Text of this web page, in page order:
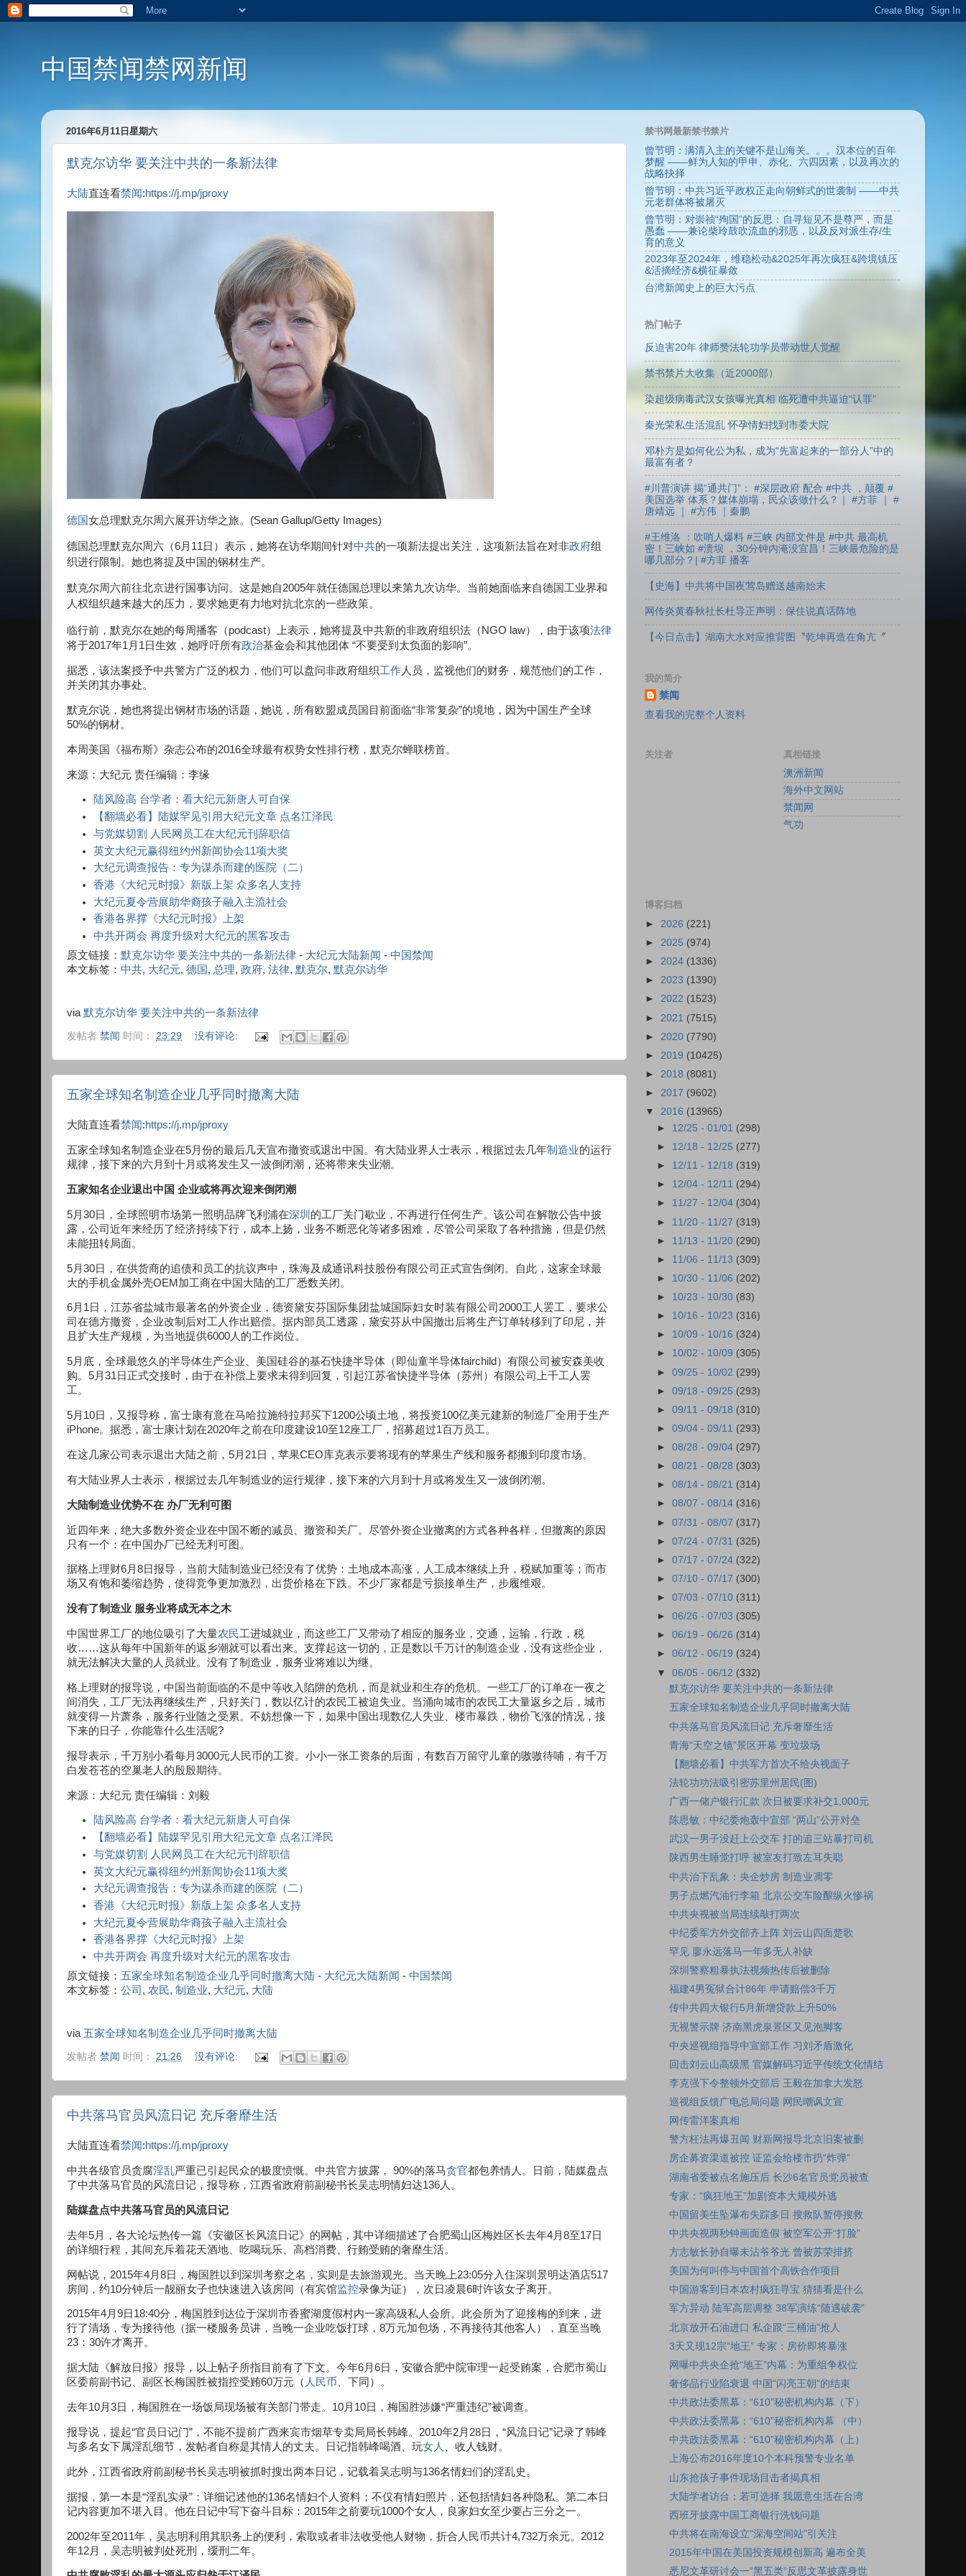
中国禁闻禁网新闻
2016年6月11日星期六
默克尔访华 要关注中共的一条新法律
大陆直连看禁闻:https://j.mp/jproxy
德国女总理默克尔周六展开访华之旅。(Sean Gallup/Getty Images)
德国总理默克尔周六（6月11日）表示，她将在访华期间针对中共的一项新法提出关注，这项新法旨在对非政府组
织进行限制。她也将提及中国的钢材生产。
默克尔周六前往北京进行国事访问。这是她自2005年就任德国总理以来第九次访华。 当前她面临来自德国工业界和
人权组织越来越大的压力，要求她更有力地对抗北京的一些政策。
临行前，默克尔在她的每周播客（podcast）上表示，她将提及中共新的非政府组织法（NGO law），由于该项法律
将于2017年1月1日生效，她呼吁所有政治基金会和其他团体 “不要受到太负面的影响”。
据悉，该法案授予中共警方广泛的权力，他们可以盘问非政府组织工作人员，监视他们的财务，规范他们的工作，
并关闭其办事处。
默克尔说，她也将提出钢材市场的话题，她说，所有欧盟成员国目前面临“非常复杂”的境地，因为中国生产全球
50%的钢材。
本周美国《福布斯》杂志公布的2016全球最有权势女性排行榜，默克尔蝉联榜首。
来源：大纪元 责任编辑：李缘
陆风险高 台学者：看大纪元新唐人可自保
【翻墙必看】陆媒罕见引用大纪元文章 点名江泽民
与党媒切割 人民网员工在大纪元刊辞职信
英文大纪元赢得纽约州新闻协会11项大奖
大纪元调查报告：专为谋杀而建的医院（二）
香港《大纪元时报》新版上架 众多名人支持
大纪元夏令营展助华裔孩子融入主流社会
香港各界撑《大纪元时报》上架
中共开两会 再度升级对大纪元的黑客攻击
原文链接： 默克尔访华 要关注中共的一条新法律 - 大纪元大陆新闻 - 中国禁闻
本文标签： 中共, 大纪元, 德国 , 总理, 政府, 法律, 默克尔, 默克尔访华
via默克尔访华 要关注中共的一条新法律
发帖者 禁闻 时间： 23:29 没有评论:
五家全球知名制造企业几乎同时撤离大陆
大陆直连看禁闻:https://j.mp/jproxy
五家全球知名制造企业在5月份的最后几天宣布撤资或退出中国。有大陆业界人士表示，根据过去几年制造业的运行
规律，接下来的六月到十月或将发生又一波倒闭潮，还将带来失业潮。
五家知名企业退出中国 企业或将再次迎来倒闭潮
5月30日，全球照明市场第一照明品牌飞利浦在深圳 的工厂关门歇业，不再进行任何生产。该公司在解散公告中披
露，公司近年来经历了经济持续下行，成本上扬，业务不断恶化等诸多困难，尽管公司采取了各种措施，但是仍然
未能扭转局面。
5月30日，在供货商的追债和员工的抗议声中，珠海及成通讯科技股份有限公司正式宣告倒闭。自此，这家全球最
大的手机金属外壳OEM加工商在中国大陆的工厂悉数关闭。
6月1日，江苏省盐城市最著名的外资企业，德资黛安芬国际集团盐城国际妇女时装有限公司2000工人罢工，要求公
司在德方撤资，企业改制后对工人作出赔偿。据内部员工透露，黛安芬从中国撤出后将生产订单转移到了印尼，并
且扩大生产规模，为当地提供6000人的工作岗位。
5月底，全球最悠久的半导体生产企业、美国硅谷的基石快捷半导体（即仙童半导体fairchild）有限公司被安森美收
购。5月31日正式交接时，由于在补偿上要求未得到回复，引起江苏省快捷半导体（苏州）有限公司上千工人罢
工。
5月10日，又报导称，富士康有意在马哈拉施特拉邦买下1200公顷土地，将投资100亿美元建新的制造厂全用于生产
iPhone。据悉，富士康计划在2020年之前在印度建设10至12座工厂，招募超过1百万员工。
在这几家公司表示退出大陆之前，5月21日，苹果CEO库克表示要将现有的苹果生产线和服务都搬到印度市场。
有大陆业界人士表示，根据过去几年制造业的运行规律，接下来的六月到十月或将发生又一波倒闭潮。
大陆制造业优势不在 办厂无利可图
近四年来，绝大多数外资企业在中国不断的减员、撤资和关厂。尽管外资企业撤离的方式各种各样，但撤离的原因
只有一个：在中国办厂已经无利可图。
据格上理财6月8日报导，当前大陆制造业已经没有了优势：土地成本高涨，人工成本继续上升，税赋加重等；而市
场又有饱和萎缩趋势，使得竞争更加激烈，出货价格在下跌。不少厂家都是亏损接单生产，步履维艰。
没有了制造业 服务业将成无本之木
中国世界工厂的地位吸引了大量农民工进城就业，而这些工厂又带动了相应的服务业，交通，运输，行政，税
收……这从每年中国新年的返乡潮就可以看出来。支撑起这一切的，正是数以千万计的制造企业，没有这些企业，
就无法解决大量的人员就业。没有了制造业，服务业将难以为继。
格上理财的报导说，中国当前面临的不是中等收入陷阱的危机，而是就业和生存的危机。一些工厂的订单在一夜之
间消失，工厂无法再继续生产，只好关门，数以亿计的农民工被迫失业。当涌向城市的农民工大量返乡之后，城市
就变得一片萧条，服务行业随之受累。不妨想像一下，如果中国出现数亿人失业、楼市暴跌，物价飞涨的情况，接
下来的日子，你能靠什么生活呢?
报导表示，千万别小看每月3000元人民币的工资。小小一张工资条的后面，有数百万留守儿童的嗷嗷待哺，有千万
白发苍苍的空巢老人的殷殷期待。
来源：大纪元 责任编辑：刘毅
陆风险高 台学者：看大纪元新唐人可自保
【翻墙必看】陆媒罕见引用大纪元文章 点名江泽民
与党媒切割 人民网员工在大纪元刊辞职信
英文大纪元赢得纽约州新闻协会11项大奖
大纪元调查报告：专为谋杀而建的医院（二）
香港《大纪元时报》新版上架 众多名人支持
大纪元夏令营展助华裔孩子融入主流社会
香港各界撑《大纪元时报》上架
中共开两会 再度升级对大纪元的黑客攻击
原文链接： 五家全球知名制造企业几乎同时撤离大陆 - 大纪元大陆新闻 - 中国禁闻
本文标签： 公司 , 农民, 制造业, 大纪元, 大陆
via五家全球知名制造企业几乎同时撤离大陆
发帖者 禁闻 时间： 21:26 没有评论:
中共落马官员风流日记 充斥奢靡生活
大陆直连看禁闻:https://j.mp/jproxy
中共各级官员贪腐淫乱严重已引起民众的极度愤慨。中共官方披露， 90%的落马贪官都包养情人。日前，陆媒盘点
了中共落马官员的风流日记，报导称，江西省政府前副秘书长吴志明情妇达136人。
陆媒盘点中共落马官员的风流日记
去年5月，各大论坛热传一篇《安徽区长风流日记》的网帖，其中详细描述了合肥蜀山区梅姓区长去年4月8至17日
的详细行程，其间充斥着花天酒地、吃喝玩乐、高档消费、行贿受贿的奢靡生活。
网帖说，2015年4月8日，梅国胜以到深圳考察之名，实则是去旅游观光。当天晚上23:05分入住深圳景明达酒店517
房间，约10分钟后一靓丽女子也快速进入该房间（有宾馆监控录像为证），次日凌晨6时许该女子离开。
2015年4月9日18:40分，梅国胜到达位于深圳市香蜜湖度假村内一家高级私人会所。此会所为了迎接梅的到来，进
行了清场，专为接待他（据一楼服务员讲，当晚一企业吃饭打球，8万元加包场，不再接待其他客人），直至当晚
23：30许才离开。
据大陆《解放日报》报导，以上帖子所指目前有了下文。今年6月6日，安徽合肥中院审理一起受贿案，合肥市蜀山
区委前副书记、副区长梅国胜被指控受贿60万元（ 人民币、下同）。
去年10月3日，梅国胜在一场饭局现场被有关部门带走。10月10日，梅国胜涉嫌“严重违纪”被调查。
报导说，提起“官员日记门”，不能不提前广西来宾市烟草专卖局局长韩峰。2010年2月28日，“风流日记”记录了韩峰
与多名女下属淫乱细节，发帖者自称是其情人的丈夫。日记指韩峰喝酒、玩女人 、收人钱财。
此外，江西省政府前副秘书长吴志明被抓时搜出两本日记，记载着吴志明与136名情妇们的淫乱史。
据报，第一本是“淫乱实录”：详细记述他的136名情妇个人资料；不仅有情妇照片，还包括情妇各种隐私。第二本日
记内容更加不堪入目。他在日记中写下奋斗目标：2015年之前要玩1000个女人，良家妇女至少要占三分之一。
2002年至2011年，吴志明利用其职务上的便利，索取或者非法收受他人财物，折合人民币共计4,732万余元。2012
年12月，吴志明被判处死刑，缓刑二年。
禁书网最新禁书禁片
曾节明：满清入主的关键不是山海关。。。汉本位的百年
梦醒 ——鲜为人知的甲申、赤化、六四因素，以及再次的
战略抉择
曾节明：中共习近平政权正走向朝鲜式的世袭制 ——中共
元老群体将被屠灭
曾节明：对崇祯“殉国”的反思：自寻短见不是尊严，而是
愚蠢 ——兼论柴玲鼓吹流血的邪恶，以及反对派生存/生
育的意义
2023年至2024年，维稳松动&2025年再次疯狂&跨境镇压
&活摘经济&横征暴敛
台湾新闻史上的巨大污点
热门帖子
反迫害20年 律师赞法轮功学员带动世人觉醒
禁书禁片大收集（近2000部）
染超级病毒武汉女孩曝光真相 临死遭中共逼迫“认罪”
秦光荣私生活混乱 怀孕情妇找到市委大院
邓朴方是如何化公为私，成为“先富起来的一部分人”中的
最富有者？
#川普演讲 揭“通共门”： #深层政府 配合 #中共 ，颠覆 #
美国选举 体系？媒体崩塌，民众该做什么？｜ #方菲 ｜ #
唐靖远 ｜ #方伟 ｜秦鹏
#王维洛 ：吹哨人爆料 #三峡 内部文件是 #中共 最高机
密！三峡如 #溃坝 ，30分钟内淹没宜昌！三峡最危险的是
哪几部分？| #方菲 播客
【史海】中共将中国夜莺岛赠送越南始末
网传炎黄春秋社长杜导正声明：保住说真话阵地
【今日点击】湖南大水对应推背图〝乾坤再造在角亢〞
我的简介
禁闻
查看我的完整个人资料
关注者
真相链接
澳洲新闻
海外中文网站
禁闻网
气功
博客归档
► 2026 (221)
► 2025 (974)
► 2024 (1336)
► 2023 (1390)
► 2022 (1523)
► 2021 (7515)
► 2020 (7790)
► 2019 (10425)
► 2018 (8081)
► 2017 (9602)
▼ 2016 (13965)
► 12/25 - 01/01 (298)
► 12/18 - 12/25 (277)
► 12/11 - 12/18 (319)
► 12/04 - 12/11 (294)
► 11/27 - 12/04 (304)
► 11/20 - 11/27 (319)
► 11/13 - 11/20 (290)
► 11/06 - 11/13 (309)
► 10/30 - 11/06 (202)
► 10/23 - 10/30 (83)
► 10/16 - 10/23 (316)
► 10/09 - 10/16 (324)
► 10/02 - 10/09 (305)
►09/25 - 10/02 (299)
►09/18 - 09/25 (293)
►09/11 - 09/18 (310)
►09/04 - 09/11 (293)
►08/28 - 09/04 (297)
►08/21 - 08/28 (303)
►08/14 - 08/21 (314)
►08/07 - 08/14 (316)
►07/31 - 08/07 (317)
►07/24 - 07/31 (325)
►07/17 - 07/24 (322)
►07/10 - 07/17 (300)
►07/03 - 07/10 (311)
►06/26 - 07/03 (305)
►06/19 - 06/26 (314)
►06/12 - 06/19 (324)
▼06/05 - 06/12 (332)
默克尔访华 要关注中共的一条新法律
五家全球知名制造企业几乎同时撤离大陆
中共落马官员风流日记 充斥奢靡生活
青海“天空之镜”景区开幕 变垃圾场
【翻墙必看】中共军方首次不给央视面子
法轮功功法吸引密苏里州居民(图)
广西一储户银行汇款 次日被要求补交1,000元
陈思敏：中纪委炮轰中宣部 “两山”公开对垒
武汉一男子没赶上公交车 打的追三站暴打司机
陕西男生睡觉打呼 被室友打致左耳失聪
中共治下乱象：央企炒房 制造业凋零
男子点燃汽油行李箱 北京公交车险酿纵火惨祸
中共央视被当局连续敲打两次
中纪委军方外交部齐上阵 刘云山四面楚歌
罕见 廖永远落马一年多无人补缺
深圳警察粗暴执法视频热传后被删除
福建4男冤狱合计86年 申请赔偿3千万
传中共四大银行5月新增贷款上升50%
无视警示牌 济南黑虎泉景区又见泡脚客
中央巡视组指导中宣部工作 习刘矛盾激化
回击刘云山高级黑 官媒解码习近平传统文化情结
李克强下令整顿外交部后 王毅在加拿大发怒
巡视组反馈广电总局问题 网民嘲讽文宣
网传雷洋案真相
警方枉法再爆丑闻 财新网报导北京旧案被删
房企募资渠道被控 证监会给楼市扔“炸弹”
湖南省委被点名施压后 长沙6名官员党员被查
专家：“疯狂地王”加剧资本大规模外逃
中国留美生坠瀑布失踪多日 搜救队暂停搜救
中共央视两秒钟画面造假 被空军公开“打脸”
方志敏长孙自曝未沾爷爷光 曾被苏荣排挤
美国为何叫停与中国首个高铁合作项目
中国游客到日本农村疯狂寻宝 猜猜看是什么
军方异动 陆军高层调整 38军演练“随遇破袭”
北京放开石油进口 私企跟“三桶油”抢人
3天又现12宗“地王” 专家：房价即将暴涨
网曝中共央企抢“地王”内幕：为重组争权位
奢侈品行业陷衰退 中国“闪亮王朝”的结束
中共政法委黑幕：“610”秘密机构内幕（下）
中共政法委黑幕：“610”秘密机构内幕 （中）
中共政法委黑幕：“610”秘密机构内幕（上）
上海公布2016年度10个本科预警专业名单
山东抢孩子事件现场目击者揭真相
大陆学者访台：若可选择 我愿意生活在台湾
西班牙披露中国工商银行洗钱问题
中共将在南海设立“深海空间站”引关注
2015年中国在美国投资规模创新高 遍布全美
悉尼文革研讨会一“黑五类”反思文革披露身世